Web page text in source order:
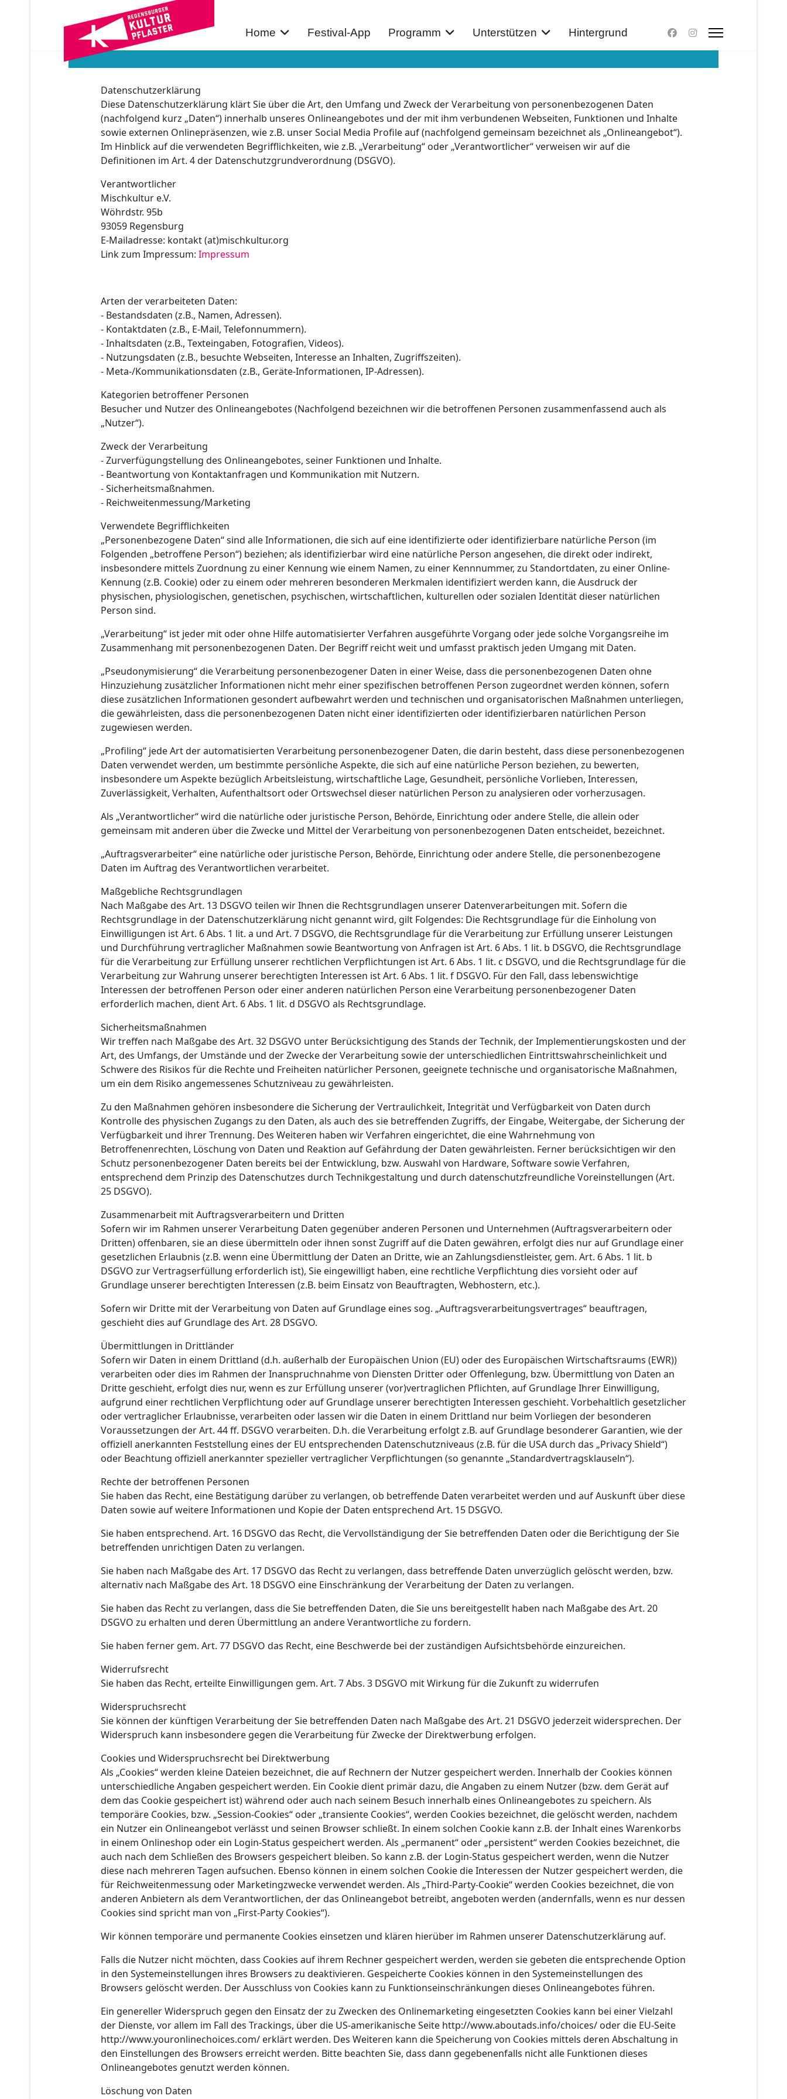
Home Festival-App Programm Unterstützen Hintergrund
Datenschutzerklärung
Diese Datenschutzerklärung klärt Sie über die Art, den Umfang und Zweck der Verarbeitung von personenbezogenen Daten
(nachfolgend kurz „Daten“) innerhalb unseres Onlineangebotes und der mit ihm verbundenen Webseiten, Funktionen und Inhalte
sowie externen Onlinepräsenzen, wie z.B. unser Social Media Profile auf (nachfolgend gemeinsam bezeichnet als „Onlineangebot“).
Im Hinblick auf die verwendeten Begrifflichkeiten, wie z.B. „Verarbeitung“ oder „Verantwortlicher“ verweisen wir auf die
Definitionen im Art. 4 der Datenschutzgrundverordnung (DSGVO).
Verantwortlicher
Mischkultur e.V.
Wöhrdstr. 95b
93059 Regensburg
E-Mailadresse: kontakt (at)mischkultur.org
Link zum Impressum: Impressum
Arten der verarbeiteten Daten:
- Bestandsdaten (z.B., Namen, Adressen).
- Kontaktdaten (z.B., E-Mail, Telefonnummern).
- Inhaltsdaten (z.B., Texteingaben, Fotografien, Videos).
- Nutzungsdaten (z.B., besuchte Webseiten, Interesse an Inhalten, Zugriffszeiten).
- Meta-/Kommunikationsdaten (z.B., Geräte-Informationen, IP-Adressen).
Kategorien betroffener Personen
Besucher und Nutzer des Onlineangebotes (Nachfolgend bezeichnen wir die betroffenen Personen zusammenfassend auch als
„Nutzer“).
Zweck der Verarbeitung
- Zurverfügungstellung des Onlineangebotes, seiner Funktionen und Inhalte.
- Beantwortung von Kontaktanfragen und Kommunikation mit Nutzern.
- Sicherheitsmaßnahmen.
- Reichweitenmessung/Marketing
Verwendete Begrifflichkeiten
„Personenbezogene Daten“ sind alle Informationen, die sich auf eine identifizierte oder identifizierbare natürliche Person (im
Folgenden „betroffene Person“) beziehen; als identifizierbar wird eine natürliche Person angesehen, die direkt oder indirekt,
insbesondere mittels Zuordnung zu einer Kennung wie einem Namen, zu einer Kennnummer, zu Standortdaten, zu einer Online-
Kennung (z.B. Cookie) oder zu einem oder mehreren besonderen Merkmalen identifiziert werden kann, die Ausdruck der
physischen, physiologischen, genetischen, psychischen, wirtschaftlichen, kulturellen oder sozialen Identität dieser natürlichen
Person sind.
„Verarbeitung“ ist jeder mit oder ohne Hilfe automatisierter Verfahren ausgeführte Vorgang oder jede solche Vorgangsreihe im
Zusammenhang mit personenbezogenen Daten. Der Begriff reicht weit und umfasst praktisch jeden Umgang mit Daten.
„Pseudonymisierung“ die Verarbeitung personenbezogener Daten in einer Weise, dass die personenbezogenen Daten ohne
Hinzuziehung zusätzlicher Informationen nicht mehr einer spezifischen betroffenen Person zugeordnet werden können, sofern
diese zusätzlichen Informationen gesondert aufbewahrt werden und technischen und organisatorischen Maßnahmen unterliegen,
die gewährleisten, dass die personenbezogenen Daten nicht einer identifizierten oder identifizierbaren natürlichen Person
zugewiesen werden.
„Profiling“ jede Art der automatisierten Verarbeitung personenbezogener Daten, die darin besteht, dass diese personenbezogenen
Daten verwendet werden, um bestimmte persönliche Aspekte, die sich auf eine natürliche Person beziehen, zu bewerten,
insbesondere um Aspekte bezüglich Arbeitsleistung, wirtschaftliche Lage, Gesundheit, persönliche Vorlieben, Interessen,
Zuverlässigkeit, Verhalten, Aufenthaltsort oder Ortswechsel dieser natürlichen Person zu analysieren oder vorherzusagen.
Als „Verantwortlicher“ wird die natürliche oder juristische Person, Behörde, Einrichtung oder andere Stelle, die allein oder
gemeinsam mit anderen über die Zwecke und Mittel der Verarbeitung von personenbezogenen Daten entscheidet, bezeichnet.
„Auftragsverarbeiter“ eine natürliche oder juristische Person, Behörde, Einrichtung oder andere Stelle, die personenbezogene
Daten im Auftrag des Verantwortlichen verarbeitet.
Maßgebliche Rechtsgrundlagen
Nach Maßgabe des Art. 13 DSGVO teilen wir Ihnen die Rechtsgrundlagen unserer Datenverarbeitungen mit. Sofern die
Rechtsgrundlage in der Datenschutzerklärung nicht genannt wird, gilt Folgendes: Die Rechtsgrundlage für die Einholung von
Einwilligungen ist Art. 6 Abs. 1 lit. a und Art. 7 DSGVO, die Rechtsgrundlage für die Verarbeitung zur Erfüllung unserer Leistungen
und Durchführung vertraglicher Maßnahmen sowie Beantwortung von Anfragen ist Art. 6 Abs. 1 lit. b DSGVO, die Rechtsgrundlage
für die Verarbeitung zur Erfüllung unserer rechtlichen Verpflichtungen ist Art. 6 Abs. 1 lit. c DSGVO, und die Rechtsgrundlage für die
Verarbeitung zur Wahrung unserer berechtigten Interessen ist Art. 6 Abs. 1 lit. f DSGVO. Für den Fall, dass lebenswichtige
Interessen der betroffenen Person oder einer anderen natürlichen Person eine Verarbeitung personenbezogener Daten
erforderlich machen, dient Art. 6 Abs. 1 lit. d DSGVO als Rechtsgrundlage.
Sicherheitsmaßnahmen
Wir treffen nach Maßgabe des Art. 32 DSGVO unter Berücksichtigung des Stands der Technik, der Implementierungskosten und der
Art, des Umfangs, der Umstände und der Zwecke der Verarbeitung sowie der unterschiedlichen Eintrittswahrscheinlichkeit und
Schwere des Risikos für die Rechte und Freiheiten natürlicher Personen, geeignete technische und organisatorische Maßnahmen,
um ein dem Risiko angemessenes Schutzniveau zu gewährleisten.
Zu den Maßnahmen gehören insbesondere die Sicherung der Vertraulichkeit, Integrität und Verfügbarkeit von Daten durch
Kontrolle des physischen Zugangs zu den Daten, als auch des sie betreffenden Zugriffs, der Eingabe, Weitergabe, der Sicherung der
Verfügbarkeit und ihrer Trennung. Des Weiteren haben wir Verfahren eingerichtet, die eine Wahrnehmung von
Betroffenenrechten, Löschung von Daten und Reaktion auf Gefährdung der Daten gewährleisten. Ferner berücksichtigen wir den
Schutz personenbezogener Daten bereits bei der Entwicklung, bzw. Auswahl von Hardware, Software sowie Verfahren,
entsprechend dem Prinzip des Datenschutzes durch Technikgestaltung und durch datenschutzfreundliche Voreinstellungen (Art.
25 DSGVO).
Zusammenarbeit mit Auftragsverarbeitern und Dritten
Sofern wir im Rahmen unserer Verarbeitung Daten gegenüber anderen Personen und Unternehmen (Auftragsverarbeitern oder
Dritten) offenbaren, sie an diese übermitteln oder ihnen sonst Zugriff auf die Daten gewähren, erfolgt dies nur auf Grundlage einer
gesetzlichen Erlaubnis (z.B. wenn eine Übermittlung der Daten an Dritte, wie an Zahlungsdienstleister, gem. Art. 6 Abs. 1 lit. b
DSGVO zur Vertragserfüllung erforderlich ist), Sie eingewilligt haben, eine rechtliche Verpflichtung dies vorsieht oder auf
Grundlage unserer berechtigten Interessen (z.B. beim Einsatz von Beauftragten, Webhostern, etc.).
Sofern wir Dritte mit der Verarbeitung von Daten auf Grundlage eines sog. „Auftragsverarbeitungsvertrages“ beauftragen,
geschieht dies auf Grundlage des Art. 28 DSGVO.
Übermittlungen in Drittländer
Sofern wir Daten in einem Drittland (d.h. außerhalb der Europäischen Union (EU) oder des Europäischen Wirtschaftsraums (EWR))
verarbeiten oder dies im Rahmen der Inanspruchnahme von Diensten Dritter oder Offenlegung, bzw. Übermittlung von Daten an
Dritte geschieht, erfolgt dies nur, wenn es zur Erfüllung unserer (vor)vertraglichen Pflichten, auf Grundlage Ihrer Einwilligung,
aufgrund einer rechtlichen Verpflichtung oder auf Grundlage unserer berechtigten Interessen geschieht. Vorbehaltlich gesetzlicher
oder vertraglicher Erlaubnisse, verarbeiten oder lassen wir die Daten in einem Drittland nur beim Vorliegen der besonderen
Voraussetzungen der Art. 44 ff. DSGVO verarbeiten. D.h. die Verarbeitung erfolgt z.B. auf Grundlage besonderer Garantien, wie der
offiziell anerkannten Feststellung eines der EU entsprechenden Datenschutzniveaus (z.B. für die USA durch das „Privacy Shield“)
oder Beachtung offiziell anerkannter spezieller vertraglicher Verpflichtungen (so genannte „Standardvertragsklauseln“).
Rechte der betroffenen Personen
Sie haben das Recht, eine Bestätigung darüber zu verlangen, ob betreffende Daten verarbeitet werden und auf Auskunft über diese
Daten sowie auf weitere Informationen und Kopie der Daten entsprechend Art. 15 DSGVO.
Sie haben entsprechend. Art. 16 DSGVO das Recht, die Vervollständigung der Sie betreffenden Daten oder die Berichtigung der Sie
betreffenden unrichtigen Daten zu verlangen.
Sie haben nach Maßgabe des Art. 17 DSGVO das Recht zu verlangen, dass betreffende Daten unverzüglich gelöscht werden, bzw.
alternativ nach Maßgabe des Art. 18 DSGVO eine Einschränkung der Verarbeitung der Daten zu verlangen.
Sie haben das Recht zu verlangen, dass die Sie betreffenden Daten, die Sie uns bereitgestellt haben nach Maßgabe des Art. 20
DSGVO zu erhalten und deren Übermittlung an andere Verantwortliche zu fordern.
Sie haben ferner gem. Art. 77 DSGVO das Recht, eine Beschwerde bei der zuständigen Aufsichtsbehörde einzureichen.
Widerrufsrecht
Sie haben das Recht, erteilte Einwilligungen gem. Art. 7 Abs. 3 DSGVO mit Wirkung für die Zukunft zu widerrufen
Widerspruchsrecht
Sie können der künftigen Verarbeitung der Sie betreffenden Daten nach Maßgabe des Art. 21 DSGVO jederzeit widersprechen. Der
Widerspruch kann insbesondere gegen die Verarbeitung für Zwecke der Direktwerbung erfolgen.
Cookies und Widerspruchsrecht bei Direktwerbung
Als „Cookies“ werden kleine Dateien bezeichnet, die auf Rechnern der Nutzer gespeichert werden. Innerhalb der Cookies können
unterschiedliche Angaben gespeichert werden. Ein Cookie dient primär dazu, die Angaben zu einem Nutzer (bzw. dem Gerät auf
dem das Cookie gespeichert ist) während oder auch nach seinem Besuch innerhalb eines Onlineangebotes zu speichern. Als
temporäre Cookies, bzw. „Session-Cookies“ oder „transiente Cookies“, werden Cookies bezeichnet, die gelöscht werden, nachdem
ein Nutzer ein Onlineangebot verlässt und seinen Browser schließt. In einem solchen Cookie kann z.B. der Inhalt eines Warenkorbs
in einem Onlineshop oder ein Login-Status gespeichert werden. Als „permanent“ oder „persistent“ werden Cookies bezeichnet, die
auch nach dem Schließen des Browsers gespeichert bleiben. So kann z.B. der Login-Status gespeichert werden, wenn die Nutzer
diese nach mehreren Tagen aufsuchen. Ebenso können in einem solchen Cookie die Interessen der Nutzer gespeichert werden, die
für Reichweitenmessung oder Marketingzwecke verwendet werden. Als „Third-Party-Cookie“ werden Cookies bezeichnet, die von
anderen Anbietern als dem Verantwortlichen, der das Onlineangebot betreibt, angeboten werden (andernfalls, wenn es nur dessen
Cookies sind spricht man von „First-Party Cookies“).
Wir können temporäre und permanente Cookies einsetzen und klären hierüber im Rahmen unserer Datenschutzerklärung auf.
Falls die Nutzer nicht möchten, dass Cookies auf ihrem Rechner gespeichert werden, werden sie gebeten die entsprechende Option
in den Systemeinstellungen ihres Browsers zu deaktivieren. Gespeicherte Cookies können in den Systemeinstellungen des
Browsers gelöscht werden. Der Ausschluss von Cookies kann zu Funktionseinschränkungen dieses Onlineangebotes führen.
Ein genereller Widerspruch gegen den Einsatz der zu Zwecken des Onlinemarketing eingesetzten Cookies kann bei einer Vielzahl
der Dienste, vor allem im Fall des Trackings, über die US-amerikanische Seite http://www.aboutads.info/choices/ oder die EU-Seite
http://www.youronlinechoices.com/ erklärt werden. Des Weiteren kann die Speicherung von Cookies mittels deren Abschaltung in
den Einstellungen des Browsers erreicht werden. Bitte beachten Sie, dass dann gegebenenfalls nicht alle Funktionen dieses
Onlineangebotes genutzt werden können.
Löschung von Daten